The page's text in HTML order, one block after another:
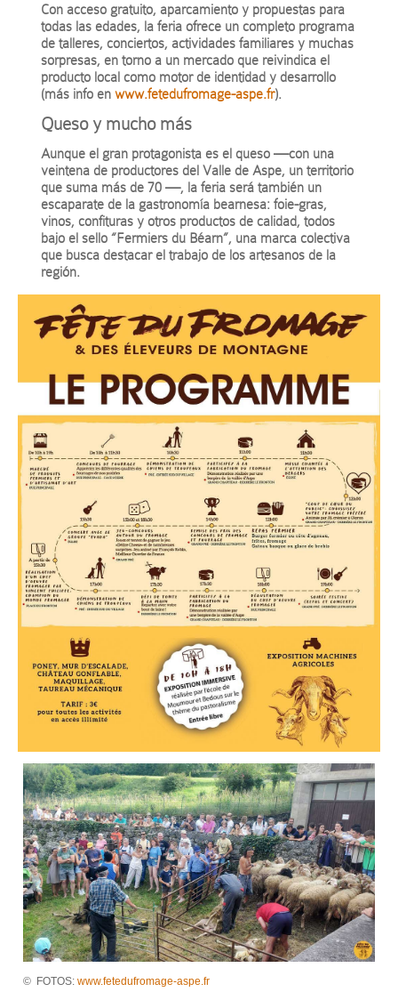
Con acceso gratuito, aparcamiento y propuestas para
todas las edades, la feria ofrece un completo programa
de talleres, conciertos, actividades familiares y muchas
sorpresas, en torno a un mercado que reivindica el
producto local como motor de identidad y desarrollo
(más info en www.fetedufromage-aspe.fr).
Queso y mucho más
Aunque el gran protagonista es el queso —con una
veintena de productores del Valle de Aspe, un territorio
que suma más de 70 —, la feria será también un
escaparate de la gastronomía bearnesa: foie-gras,
vinos, confituras y otros productos de calidad, todos
bajo el sello “Fermiers du Béarn”, una marca colectiva
que busca destacar el trabajo de los artesanos de la
región.
© FOTOS: www.fetedufromage-aspe.fr